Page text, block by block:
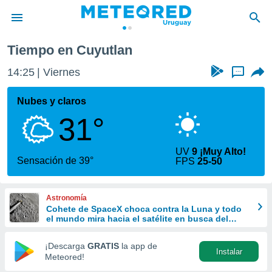
de
ha
calidad.
a este
las
y
forma
digital
basada
Tiempo en Cuyutlan
14:25 Viernes ...
Nubes y claros
31°
Sensación de 39°
UV9 ¡Muy Alto!
FPS25-50
Astronomía
Cohete de SpaceX choca contra la Luna y todo
el mundo mira hacia el satélite en busca del
¡Descarga GRATIS la app de
Meteored!
Instalar